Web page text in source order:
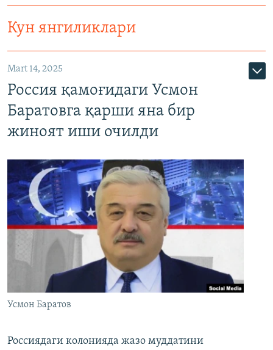
Кун янгиликлари
Mart 14, 2025
Россия қамоғидаги Усмон
Баратовга қарши яна бир
жиноят иши очилди
Усмон Баратов
Россиядаги колонияда жазо муддатини